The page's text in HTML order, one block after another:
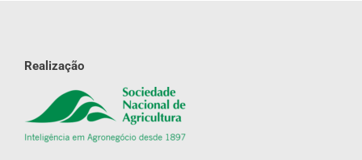
Realização